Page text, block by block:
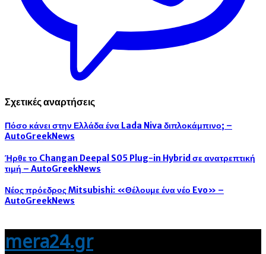
Σχετικές αναρτήσεις
Πόσο κάνει στην Ελλάδα ένα Lada Niva διπλοκάμπινο; –
AutoGreekNews
Ήρθε το Changan Deepal S05 Plug-in Hybrid σε ανατρεπτική
τιμή – AutoGreekNews
Νέος πρόεδρος Mitsubishi: «Θέλουμε ένα νέο Evo» –
AutoGreekNews
mera24.gr